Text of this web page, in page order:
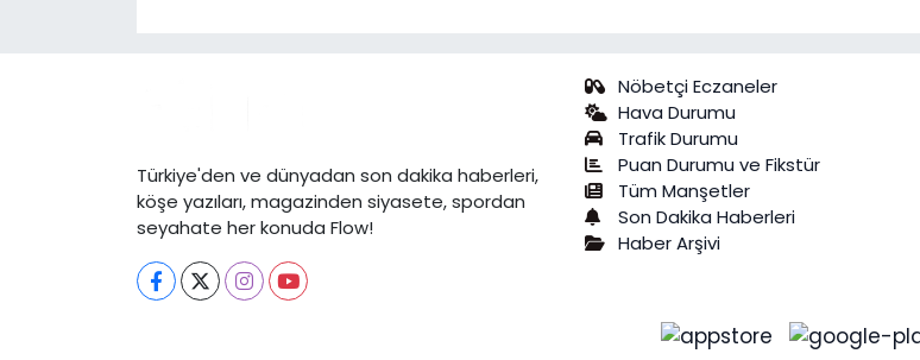
Türkiye'den ve dünyadan son dakika haberleri,
köşe yazıları, magazinden siyasete, spordan
seyahate her konuda Flow!
Nöbetçi Eczaneler
Hava Durumu
Trafik Durumu
Puan Durumu ve Fikstür
Tüm Manşetler
Son Dakika Haberleri
Haber Arşivi